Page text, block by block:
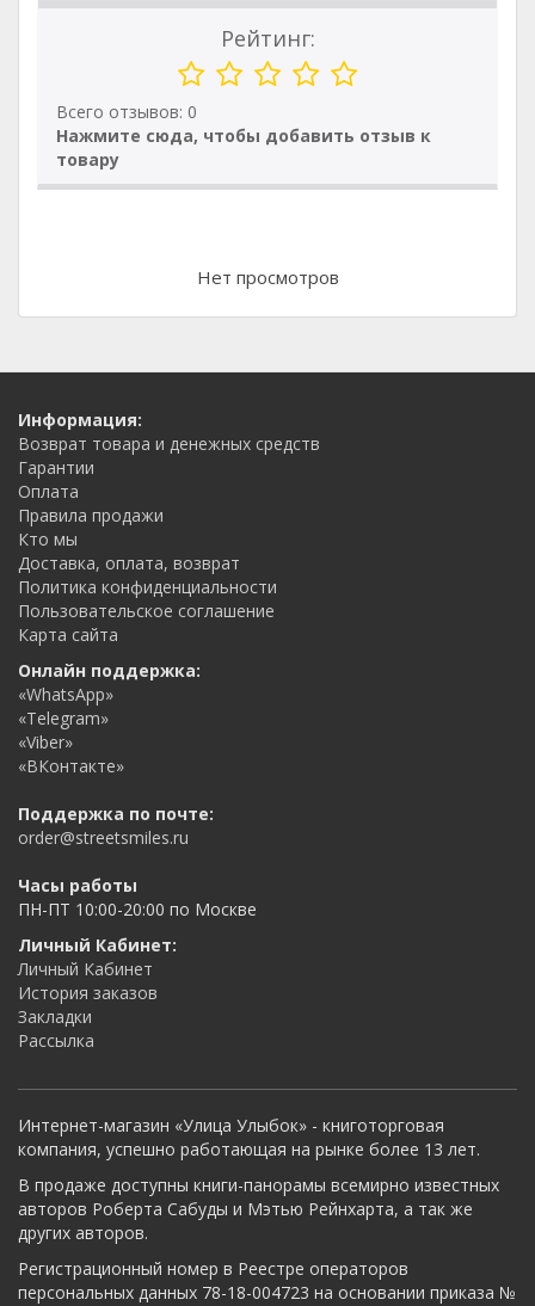
Рейтинг:
Всего отзывов: 0
Нажмите сюда, чтобы добавить отзыв к
товару
Нет просмотров
Информация:
Возврат товара и денежных средств
Гарантии
Оплата
Правила продажи
Кто мы
Доставка, оплата, возврат
Политика конфиденциальности
Пользовательское соглашение
Карта сайта
Онлайн поддержка:
«WhatsApp»
«Telegram»
«Viber»
«ВКонтакте»
Поддержка по почте:
order@streetsmiles.ru
Часы работы
ПН-ПТ 10:00-20:00 по Москве
Личный Кабинет:
Личный Кабинет
История заказов
Закладки
Рассылка
Интернет-магазин «Улица Улыбок» - книготорговая
компания, успешно работающая на рынке более 13 лет.
В продаже доступны книги-панорамы всемирно известных
авторов Роберта Сабуды и Мэтью Рейнхарта, а так же
других авторов.
Регистрационный номер в Реестре операторов
персональных данных 78-18-004723 на основании приказа №